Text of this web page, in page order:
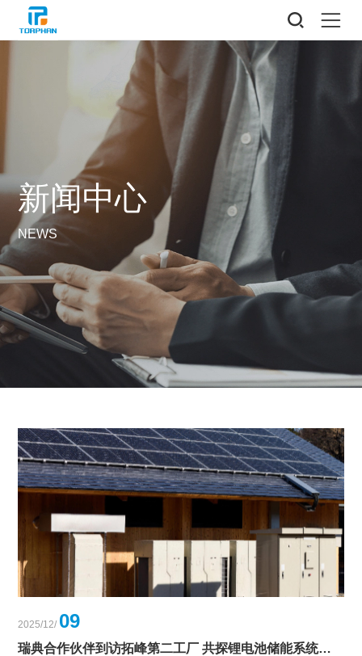
新闻中心
NEWS
2025/12/ 09
瑞典合作伙伴到访拓峰第二工厂 共探锂电池储能系统北欧合作新机遇